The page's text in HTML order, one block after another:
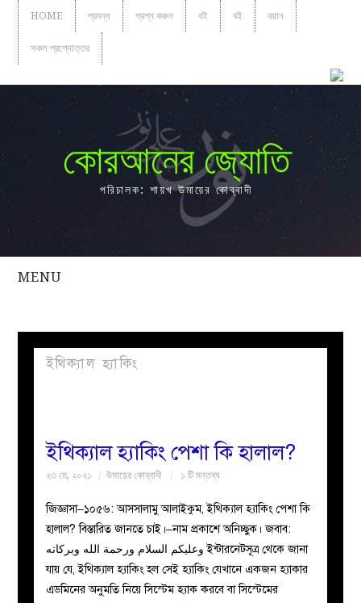
HOME প্রবন্ধ প্রশ্ন করুন বই বই বয়ান
সকল প্রশ্নোত্তর
কোরআনের জ্যোতি
পরিচালক: শায়খ উমায়ের কোব্বাদী
MENU
সকল
প্রবন্ধ
নারীদের
পাতা
ইসলাহী
মজলিস
ইথিক্যাল হ্যাকিং
ইথিক্যাল হ্যাকিং পেশা কি হালাল?
২৩ মে, ২০২১ উমায়ের কোব্বাদী ১ টি মন্তব্য
জিজ্ঞাসা–১০৫৬: আসসালামু আলাইকুম, ইথিক্যাল হ্যাকিং পেশা কি
হালাল? বিস্তারিত জানতে চাই।–নাম প্রকাশে অনিচ্ছুক। জবাব:
وعليكم السلام ورحمة الله وبركاته ইন্টারনেটসূত্র থেকে জানা
যায় যে, ইথিক্যাল হ্যাকিং হল সেই হ্যাকিং যেখানে একজন হ্যাকার
এডমিনের অনুমতি নিয়ে সিস্টেম হ্যাক করবে বা সিস্টেমের